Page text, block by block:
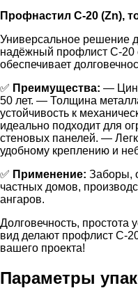
Профнастил С-20 (Zn),
Универсальное решение
надёжный профлист С-20
обеспечивает
✅ Преимущества: —
50 лет. — Толщина
устойчивость к
идеально подходит для
стеновых панелей. —
удобному креплению и
✅ Применение: Заборы,
частных домов,
ангаров.
Долговечность, простота
вид делают профлист С-
вашего проекта!
Параметры